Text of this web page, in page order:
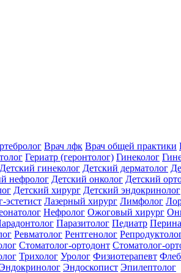
Врач лфк Врач общей практики
Гериатр (геронтолог) Гинеколог
Детский гинеколог Детский дерматолог
нефролог Детский онколог Детский
Детский хирург Детский эндокринолог
эстетист Лазерный хирург Лимфолог
Нефролог Ожоговый хирург
Паразитолог Педиатр
Ревматолог Рентгенолог
Стоматолог-ортодонт Стоматолог-
Трихолог Уролог Физиотерапевт
Эндоскопист Эпилептолог